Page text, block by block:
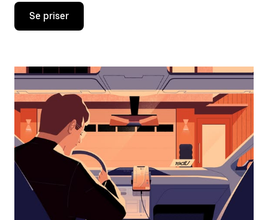
Trykk
piltast
åpne
og
velge
dato.
Trykk
på
Esc-
knappen
kalenderen.
Se priser